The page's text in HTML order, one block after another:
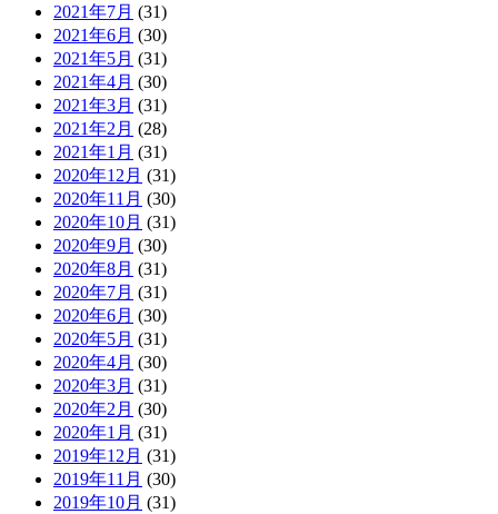
2021年7月 (31)
2021年6月 (30)
2021年5月 (31)
2021年4月 (30)
2021年3月 (31)
2021年2月 (28)
2021年1月 (31)
2020年12月 (31)
2020年11月 (30)
2020年10月 (31)
2020年9月 (30)
2020年8月 (31)
2020年7月 (31)
2020年6月 (30)
2020年5月 (31)
2020年4月 (30)
2020年3月 (31)
2020年2月 (30)
2020年1月 (31)
2019年12月 (31)
2019年11月 (30)
2019年10月 (31)